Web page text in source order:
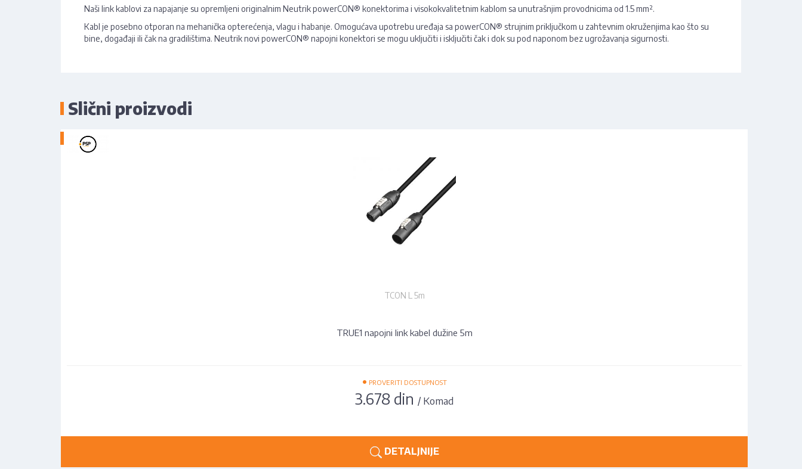
Naši link kablovi za napajanje su opremljeni originalnim Neutrik powerCON® konektorima i visokokvalitetnim kablom sa unutrašnjim provodnicima od 1.5 mm².
Kabl je posebno otporan na mehanička opterećenja, vlagu i habanje. Omogućava upotrebu uređaja sa powerCON® strujnim priključkom u zahtevnim okruženjima kao što su
bine, događaji ili čak na gradilištima. Neutrik novi powerCON® napojni konektori se mogu uključiti i isključiti čak i dok su pod naponom bez ugrožavanja sigurnosti.
Slični proizvodi
TCON L 5m
TRUE1 napojni link kabel dužine 5m
• PROVERITI DOSTUPNOST
3.678 din / Komad
DETALJNIJE